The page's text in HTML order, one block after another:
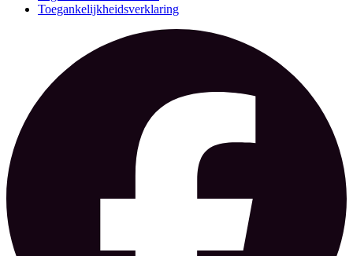
Toegankelijkheidsverklaring